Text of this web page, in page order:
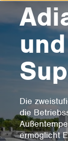
Die
die
ermöglicht